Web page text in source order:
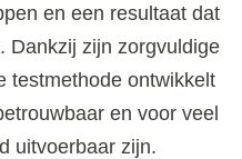
en een resultaat dat
Dankzij zijn zorgvuldige
testmethode ontwikkelt
en voor veel
uitvoerbaar zijn.